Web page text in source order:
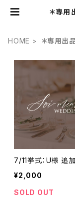
＊専
HOME ＊専用出
7/11挙式：U様 追
¥2,000
SOLD OUT